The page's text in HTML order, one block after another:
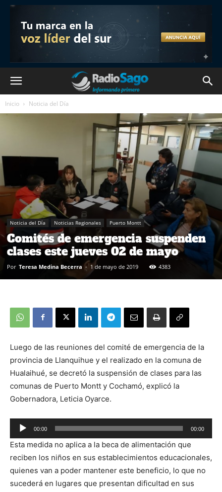
Inicio Noticia del Día
Noticia del Día Noticias Regionales Puerto Montt
Comités de emergencia suspenden
clases este jueves 02 de mayo
Por Teresa Medina Becerra - 1 de mayo de 2019 4383
Luego de las reuniones del comité de emergencia de la
provincia de Llanquihue y el realizado en la comuna de
Hualaihué, se decretó la suspensión de clases para las
comunas de Puerto Montt y Cochamó, explicó la
Gobernadora, Leticia Oyarce.
Reproductor
de
audio
00:00 00:00
Esta medida no aplica a la beca de alimentación que
reciben los niños en sus establecimientos educacionales,
quienes van a poder mantener este beneficio, lo que no
sucederá en lugares que presentan dificultad en sus